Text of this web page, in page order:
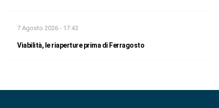
7 Agosto 2026 - 17:43
Viabilità, le riaperture prima di Ferragosto